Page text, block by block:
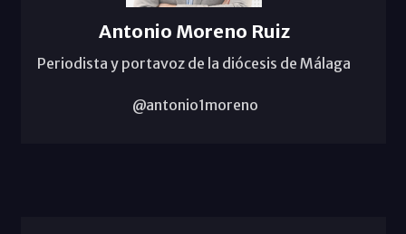
Antonio Moreno Ruiz
Periodista y portavoz de la diócesis de Málaga
@antonio1moreno